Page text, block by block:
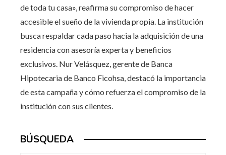
de toda tu casa», reafirma su compromiso de hacer
accesible el sueño de la vivienda propia. La institución
busca respaldar cada paso hacia la adquisición de una
residencia con asesoría experta y beneficios
exclusivos. Nur Velásquez, gerente de Banca
Hipotecaria de Banco Ficohsa, destacó la importancia
de esta campaña y cómo refuerza el compromiso de la
institución con sus clientes.
BÚSQUEDA